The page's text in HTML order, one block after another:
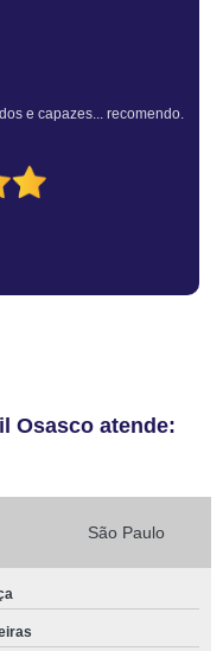
pelo consultor.
Osasco atende:
São Paulo